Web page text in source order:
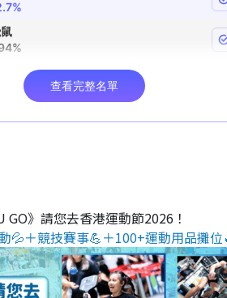
GO》請您去香港運動節2026！
💦＋競技賽事💪＋100+運動用品攤位